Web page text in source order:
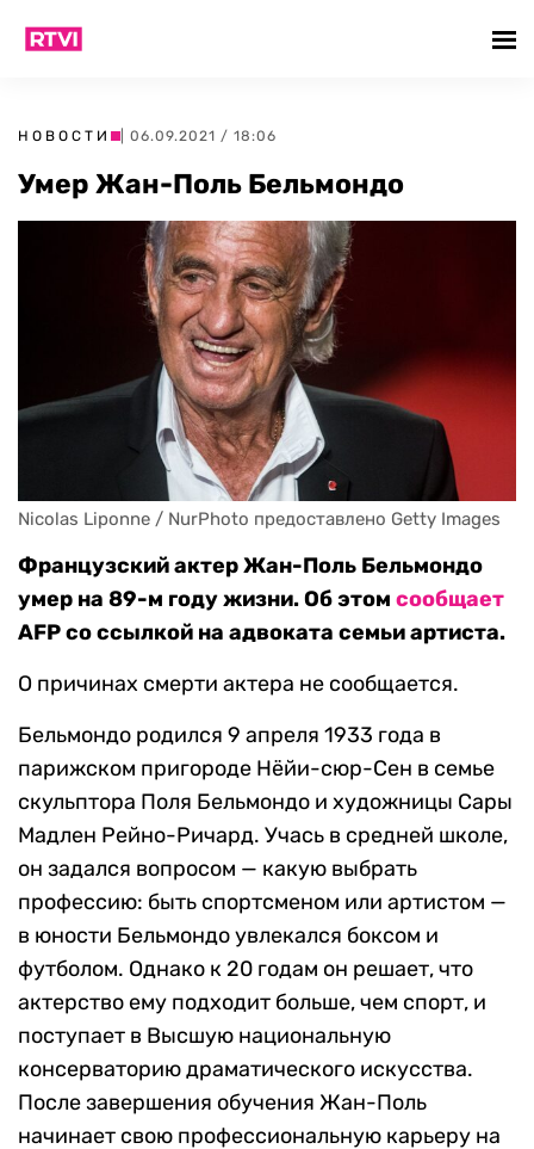
НОВОСТИ | 06.09.2021 / 18:06
Умер Жан-Поль Бельмондо
Nicolas Liponne / NurPhoto предоставлено Getty Images
Французский актер Жан-Поль Бельмондо
умер на 89-м году жизни. Об этом сообщает
AFP со ссылкой на адвоката семьи артиста.
О причинах смерти актера не сообщается.
Бельмондо родился 9 апреля 1933 года в
парижском пригороде Нёйи-сюр-Сен в семье
скульптора Поля Бельмондо и художницы Сары
Мадлен Рейно-Ричард. Учась в средней школе,
он задался вопросом — какую выбрать
профессию: быть спортсменом или артистом —
в юности Бельмондо увлекался боксом и
футболом. Однако к 20 годам он решает, что
актерство ему подходит больше, чем спорт, и
поступает в Высшую национальную
консерваторию драматического искусства.
После завершения обучения Жан-Поль
начинает свою профессиональную карьеру на